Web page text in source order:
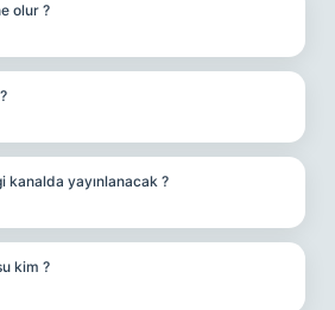
olur ?
kanalda yayınlanacak ?
kim ?